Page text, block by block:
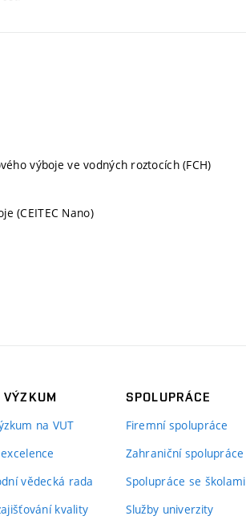
výboje ve vodných roztocích (FCH)
(CEITEC Nano)
na VUT
vědecká rada
kvality
SPOLUPRÁCE
Firemní spolupráce
Zahraniční spolupráce
Spolupráce se školami
Služby univerzity